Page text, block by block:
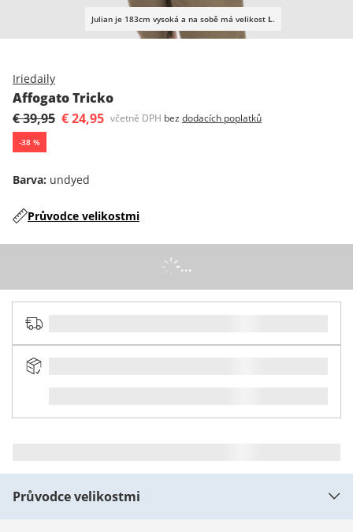
Julian je 183cm vysoká a na sobě má velikost L.
Iriedaily
Affogato Tricko
€ 39,95 € 24,95 včetně DPH bez dodacích poplatků
-38 %
Barva: undyed
Průvodce velikostmi
...
Průvodce velikostmi